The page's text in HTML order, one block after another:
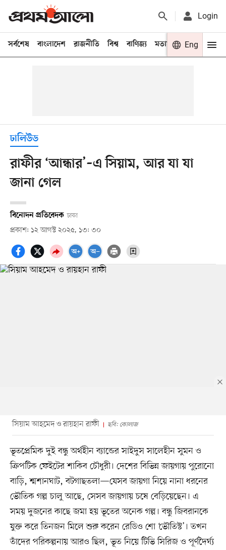
Login
সর্বশেষ বাংলাদেশ রাজনীতি বিশ্ব বাণিজ্য মতামত খেলা
Eng
ঢালিউড
রাফীর ‘আন্ধার’–এ সিয়াম, আর যা যা
জানা গেল
বিনোদন প্রতিবেদক ঢাকা
প্রকাশ: ১২ আগস্ট ২০২৫, ১৩: ৩০
সিয়াম আহমেদ ও রায়হান রাফী ছবি: কোলাজ
ভূতপ্রেমিক দুই বন্ধু অর্থহীন ব্যান্ডের সাইদুস সালেহীন সুমন ও
ক্রিপটিক ফেইটের শাকিব চৌধুরী। দেশের বিভিন্ন জায়গায় পুরোনো
বাড়ি, শ্মশানঘাট, বটগাছতলা—যেসব জায়গা নিয়ে নানা ধরনের
ভৌতিক গল্প চালু আছে, সেসব জায়গায় চষে বেড়িয়েছেন। এ
সময় দুজনের কাছে জমা হয় ভূতের অনেক গল্প। বন্ধু জিবরানকে
যুক্ত করে তিনজন মিলে শুরু করেন রেডিও শো ‘ভৌতিস্ট’। তখন
তাঁদের পরিকল্পনায় আরও ছিল, ভূত নিয়ে টিভি সিরিজ ও পূর্ণদৈর্ঘ্য